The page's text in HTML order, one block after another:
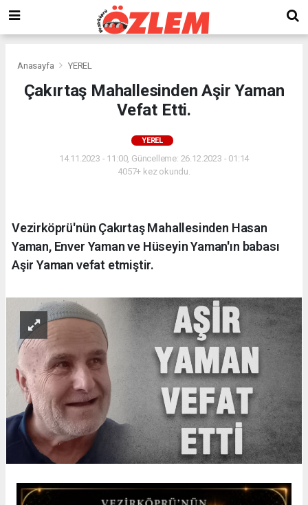
Anasayfa YEREL
Çakırtaş Mahallesinden Aşir Yaman
Vefat Etti.
YEREL
14.11.2023 - 11:00, Güncelleme: 26.12.2023 - 01:14
4057+ kez okundu.
Vezirköprü'nün Çakırtaş Mahallesinden Hasan
Yaman, Enver Yaman ve Hüseyin Yaman'ın babası
Aşir Yaman vefat etmiştir.